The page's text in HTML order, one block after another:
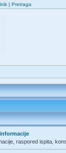
| Pretraga
raspored ispita,